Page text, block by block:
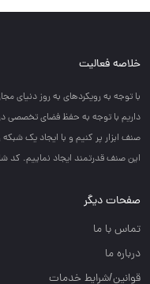
خلاصه فعالیت
با توجه به رويكردهاي به روز دنياي
داريم با توجه به حفظ فضاي تخصصي در
صنف ابزار پر كنيم و با ايجاد يك
اين صنف قدرتمند ايجاد نماييم. کد شامد: 1-1-
صفحات دیگر
تماس با ما
درباره ما
قوانین/شرایط خدمات